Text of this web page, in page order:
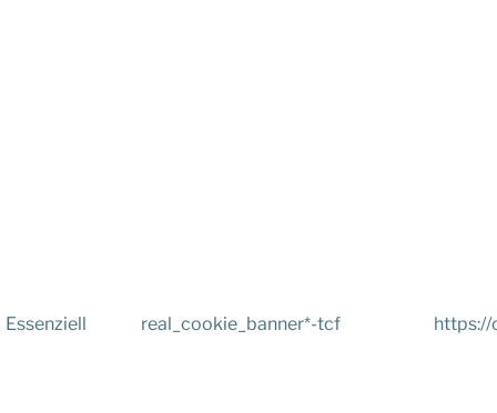
Essenziell real_cookie_banner*-tcf https://